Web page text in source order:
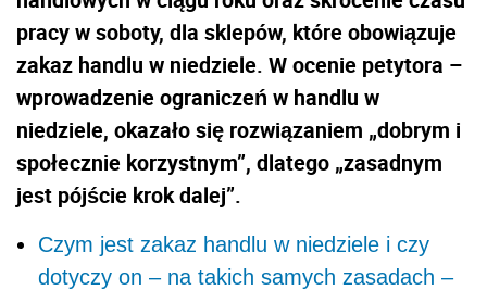
pracy w soboty, dla sklepów, które obowiązuje
zakaz handlu w niedziele. W ocenie petytora –
wprowadzenie ograniczeń w handlu w
niedziele, okazało się rozwiązaniem „dobrym i
społecznie korzystnym”, dlatego „zasadnym
jest pójście krok dalej”.
Czym jest zakaz handlu w niedziele i czy
dotyczy on – na takich samych zasadach –